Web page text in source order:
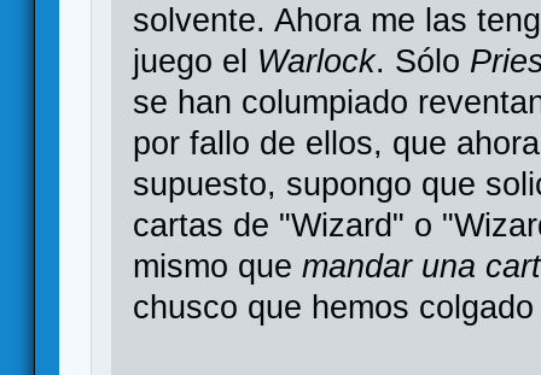
solvente. Ahora me las
juego el Warlock. Sólo
se han columpiado
por fallo de ellos, que
supuesto, supongo que
cartas de "Wizard" o
mismo quemandar una
chusco que hemos